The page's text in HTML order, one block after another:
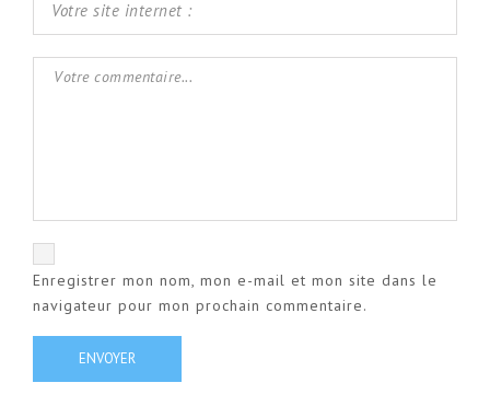
Enregistrer mon nom, mon e-mail et mon site dans le
navigateur pour mon prochain commentaire.